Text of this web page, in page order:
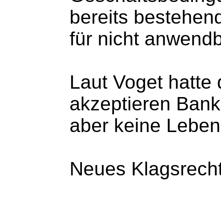
bereits
für nicht
Laut Voget hatte
akzeptieren
aber keine
Neues